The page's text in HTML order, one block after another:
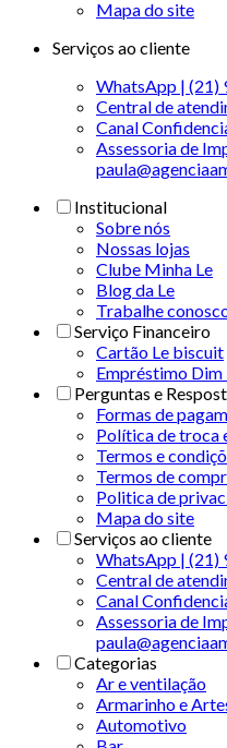
Mapa do site
Serviços ao cliente
WhatsApp | (21)
Central de
Canal
Assessoria de
Institucional
Sobre nós
Nossas lojas
Clube Minha Le
Blog da Le
Trabalhe
Serviço Financeiro
Cartão Le biscuit
Empréstimo Dim
Perguntas e
Formas de
Política de troca
Termos e
Termos de
Politica de
Mapa do site
Serviços ao cliente
WhatsApp | (21)
Central de
Canal
Assessoria de
Categorias
Ar e ventilação
Armarinho e
Automotivo